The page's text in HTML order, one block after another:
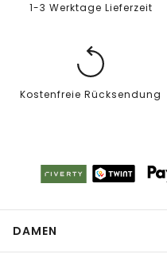
1-3 Werktage Lieferzeit
Kostenfreie Rücksendung
DAMEN